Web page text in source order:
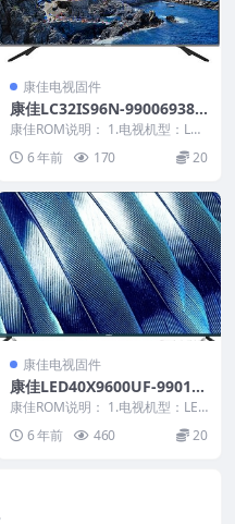
康佳电视固件
康佳LC32IS96N-99006938-
V1.1.03原厂系统刷机电视固
件包下载
康佳ROM说明： 1.电视机型：LC3
2IS96N 2.物料号：99006938...
6 年前 170 20
康佳电视固件
康佳LED40X9600UF-99012
221-V1.0.02原厂系统刷机电
视固件包下载
康佳ROM说明： 1.电视机型：LED
40X9600UF 2.物料号：99012...
6 年前 460 20